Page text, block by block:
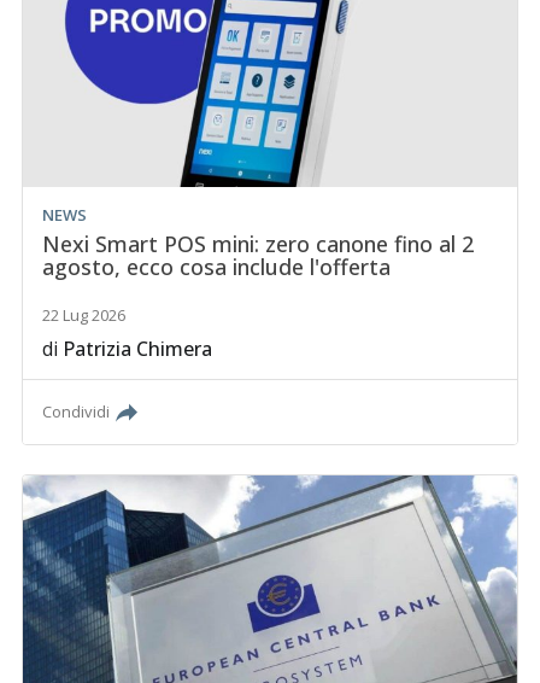
NEWS
Nexi Smart POS mini: zero canone fino al 2
agosto, ecco cosa include l'offerta
22 Lug 2026
di Patrizia Chimera
Condividi